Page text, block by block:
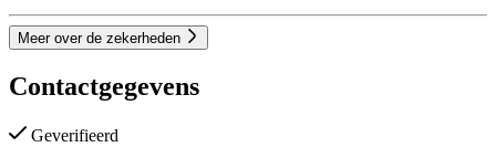
Meer over de zekerheden
Contactgegevens
Geverifieerd